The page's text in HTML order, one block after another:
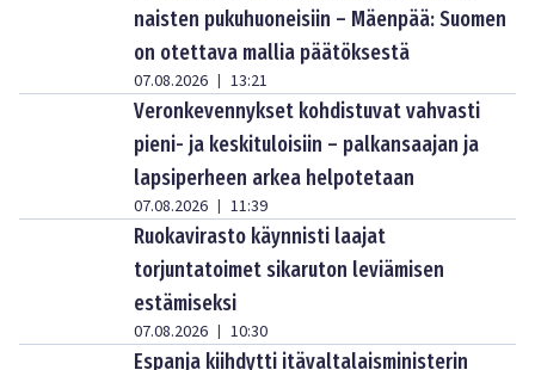
naisten pukuhuoneisiin – Mäenpää: Suomen
on otettava mallia päätöksestä
07.08.2026 | 13:21
Veronkevennykset kohdistuvat vahvasti
pieni- ja keskituloisiin – palkansaajan ja
lapsiperheen arkea helpotetaan
07.08.2026 | 11:39
Ruokavirasto käynnisti laajat
torjuntatoimet sikaruton leviämisen
estämiseksi
07.08.2026 | 10:30
Espanja kiihdytti itävaltalaisministerin